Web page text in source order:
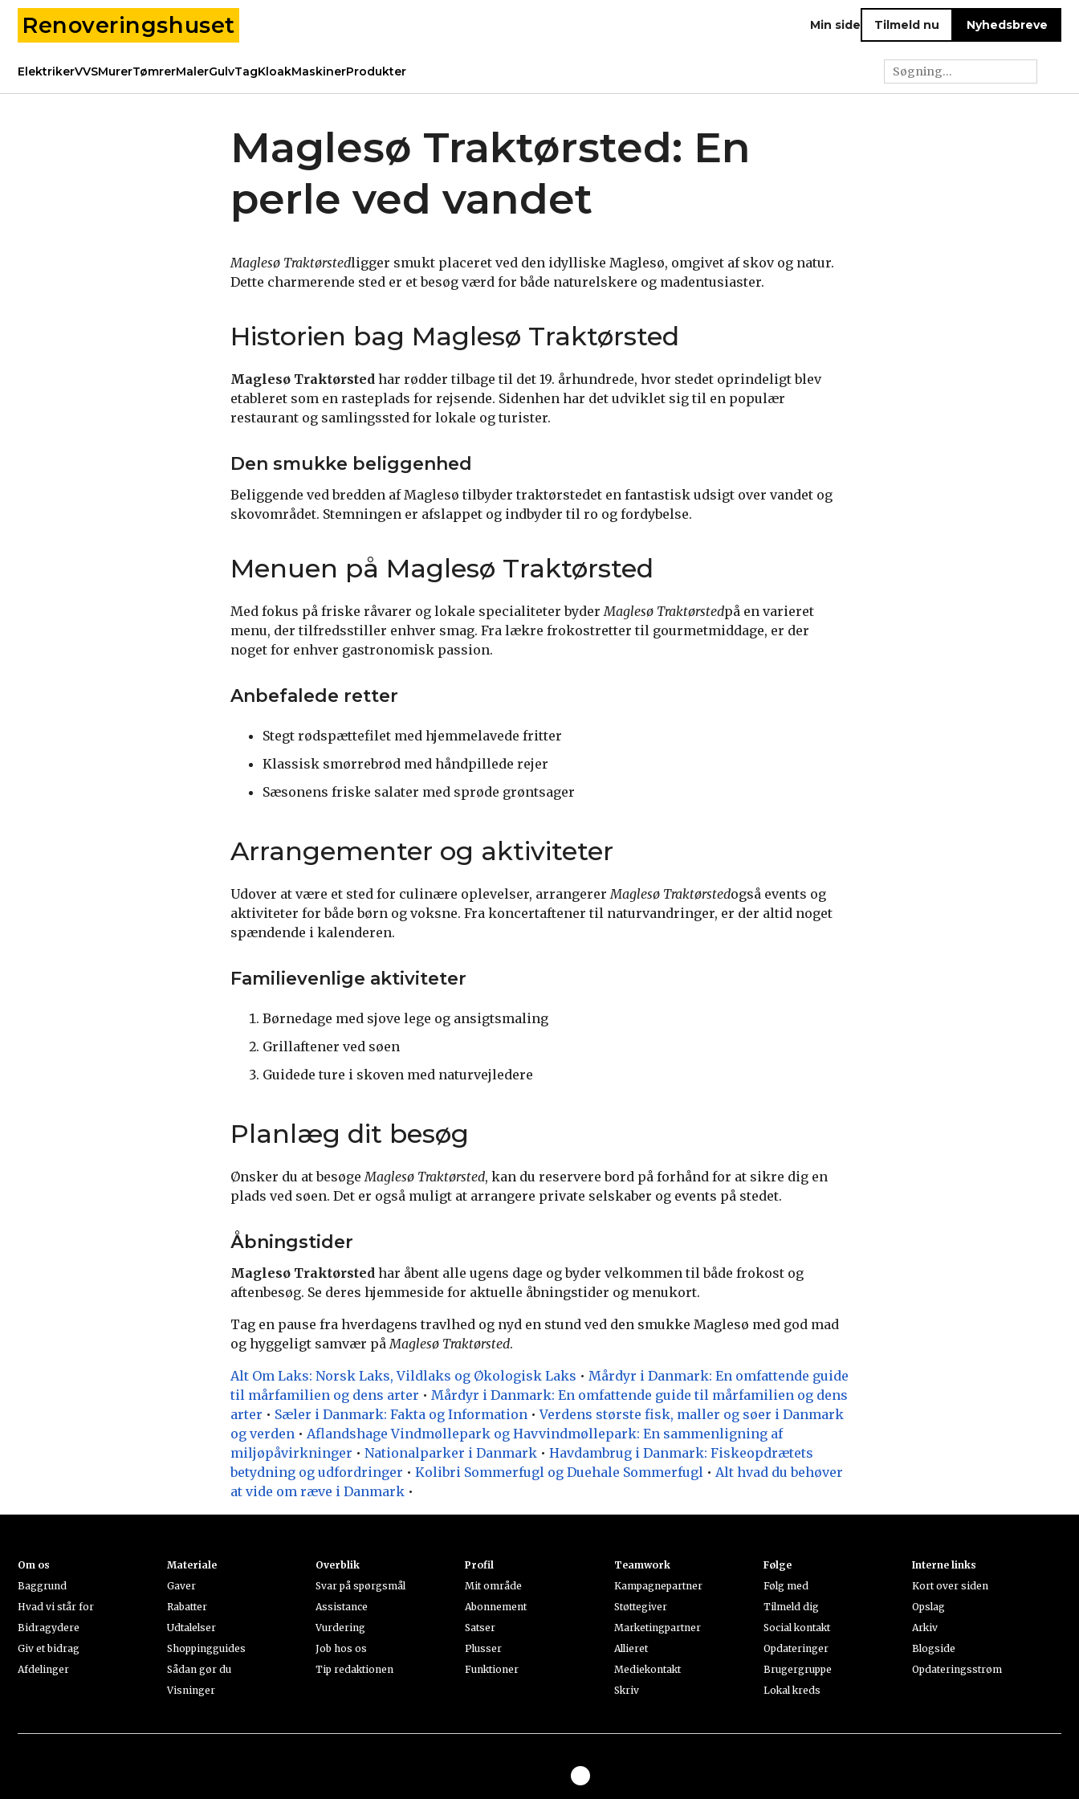
Renoveringshuset Min side Tilmeld nu Nyhedsbreve
ElektrikerVVSMurerTømrerMalerGulvTagKloakMaskinerProdukter
Maglesø Traktørsted: En
perle ved vandet
Maglesø Traktørstedligger smukt placeret ved den idylliske Maglesø, omgivet af skov og natur.
Dette charmerende sted er et besøg værd for både naturelskere og madentusiaster.
Historien bag Maglesø Traktørsted
Maglesø Traktørsted har rødder tilbage til det 19. århundrede, hvor stedet oprindeligt blev
etableret som en rasteplads for rejsende. Sidenhen har det udviklet sig til en populær
restaurant og samlingssted for lokale og turister.
Den smukke beliggenhed
Beliggende ved bredden af Maglesø tilbyder traktørstedet en fantastisk udsigt over vandet og
skovområdet. Stemningen er afslappet og indbyder til ro og fordybelse.
Menuen på Maglesø Traktørsted
Med fokus på friske råvarer og lokale specialiteter byder Maglesø Traktørstedpå en varieret
menu, der tilfredsstiller enhver smag. Fra lækre frokostretter til gourmetmiddage, er der
noget for enhver gastronomisk passion.
Anbefalede retter
Stegt rødspættefilet med hjemmelavede fritter
Klassisk smørrebrød med håndpillede rejer
Sæsonens friske salater med sprøde grøntsager
Arrangementer og aktiviteter
Udover at være et sted for culinære oplevelser, arrangerer Maglesø Traktørstedogså events og
aktiviteter for både børn og voksne. Fra koncertaftener til naturvandringer, er der altid noget
spændende i kalenderen.
Familievenlige aktiviteter
Børnedage med sjove lege og ansigtsmaling
Grillaftener ved søen
Guidede ture i skoven med naturvejledere
Planlæg dit besøg
Ønsker du at besøge Maglesø Traktørsted, kan du reservere bord på forhånd for at sikre dig en
plads ved søen. Det er også muligt at arrangere private selskaber og events på stedet.
Åbningstider
Maglesø Traktørsted har åbent alle ugens dage og byder velkommen til både frokost og
aftenbesøg. Se deres hjemmeside for aktuelle åbningstider og menukort.
Tag en pause fra hverdagens travlhed og nyd en stund ved den smukke Maglesø med god mad
og hyggeligt samvær på Maglesø Traktørsted.
Alt Om Laks: Norsk Laks, Vildlaks og Økologisk Laks • Mårdyr i Danmark: En omfattende guide
til mårfamilien og dens arter • Mårdyr i Danmark: En omfattende guide til mårfamilien og dens
arter • Sæler i Danmark: Fakta og Information •Verdens største fisk, maller og søer i Danmark
og verden • Aflandshage Vindmøllepark og Havvindmøllepark: En sammenligning af
miljøpåvirkninger • Nationalparker i Danmark • Havdambrug i Danmark: Fiskeopdrætets
betydning og udfordringer • Kolibri Sommerfugl og Duehale Sommerfugl • Alt hvad du behøver
at vide om ræve i Danmark •
Om os
Baggrund
Hvad vi står for
Bidragydere
Giv et bidrag
Afdelinger
Materiale
Gaver
Rabatter
Udtalelser
Shoppingguides
Sådan gør du
Visninger
Overblik
Svar på spørgsmål
Assistance
Vurdering
Job hos os
Tip redaktionen
Profil
Mit område
Abonnement
Satser
Plusser
Funktioner
Teamwork
Kampagnepartner
Støttegiver
Marketingpartner
Allieret
Mediekontakt
Skriv
Følge
Følg med
Tilmeld dig
Social kontakt
Opdateringer
Brugergruppe
Lokal kreds
Interne links
Kort over siden
Opslag
Arkiv
Blogside
Opdateringsstrøm